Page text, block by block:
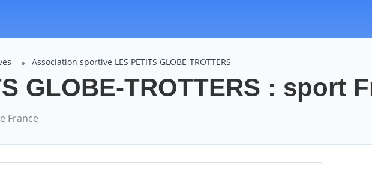
Association sportive LES PETITS GLOBE-TROTTERS
GLOBE-TROTTERS : sport
France